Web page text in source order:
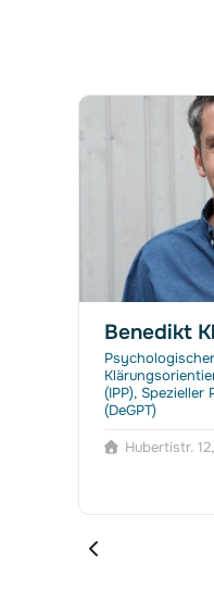
Benedikt
(IPP),
(DeGPT)
Hubertistr.